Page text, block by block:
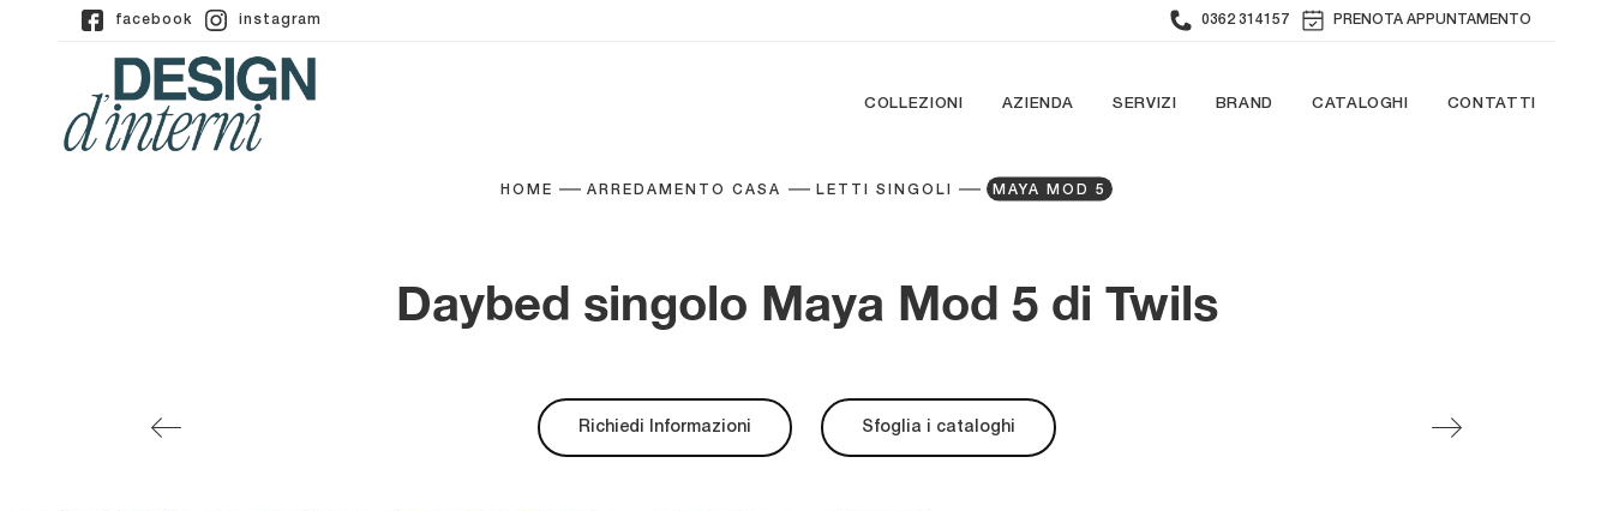
facebook instagram 0362 314157 PRENOTA APPUNTAMENTO
COLLEZIONI AZIENDA SERVIZI BRAND CATALOGHI CONTATTI
HOME ARREDAMENTO CASA LETTI SINGOLI MAYA MOD 5
Daybed singolo Maya Mod 5 di Twils
Richiedi Informazioni Sfoglia i cataloghi